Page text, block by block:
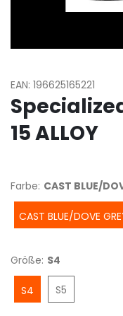
EAN: 196625165221
15 ALLOY
Farbe: CAST BLUE/
CAST BLUE/DOVE
Größe: S4
S4 S5